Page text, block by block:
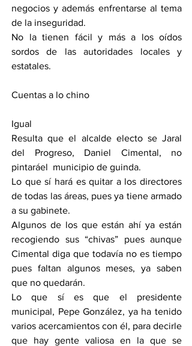
negocios y además enfrentarse al tema
de la inseguridad.
No la tienen fácil y más a los oídos
sordos de las autoridades locales y
estatales.
Cuentas a lo chino
Igual
Resulta que el alcalde electo se Jaral
del Progreso, Daniel Cimental, no
pintaráel  municipio de guinda.
Lo que sí hará es quitar a los directores
de todas las áreas, pues ya tiene armado
a su gabinete.
Algunos de los que están ahí ya están
recogiendo sus “chivas” pues aunque
Cimental diga que todavía no es tiempo
pues faltan algunos meses, ya saben
que no quedarán.
Lo que sí es que el presidente
municipal, Pepe González, ya ha tenido
varios acercamientos con él, para decirle
que hay gente valiosa en la que se